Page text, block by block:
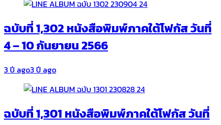
ฉบับที่ 1,302 หนังสือพิมพ์ภาคใต้โฟกัส วันที่
4 – 10 กันยายน 2566
3 ปี ago3 ปี ago
ฉบับที่ 1,301 หนังสือพิมพ์ภาคใต้โฟกัส วันที่